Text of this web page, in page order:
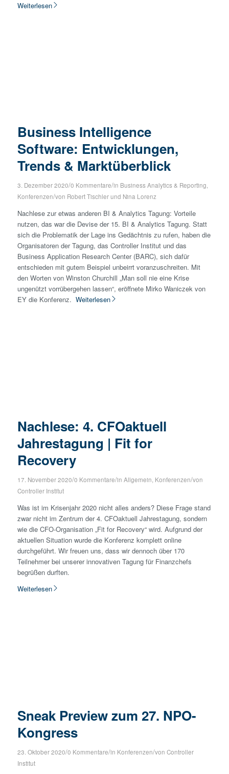
Weiterlesen
Business Intelligence
Software: Entwicklungen,
Trends & Marktüberblick
3. Dezember 2020/0 Kommentare/in Business Analytics & Reporting,
Konferenzen/von Robert Tischlerund Nina Lorenz
Nachlese zur etwas anderen BI & Analytics Tagung: Vorteile
nutzen, das war die Devise der 15. BI & Analytics Tagung. Statt
sich die Problematik der Lage ins Gedächtnis zu rufen, haben die
Organisatoren der Tagung, das Controller Institut und das
Business Application Research Center (BARC), sich dafür
entschieden mit gutem Beispiel unbeirrt voranzuschreiten. Mit
den Worten von Winston Churchill „Man soll nie eine Krise
ungenützt vorrübergehen lassen“, eröffnete Mirko Waniczek von
EY die Konferenz. Weiterlesen
Nachlese: 4. CFOaktuell
Jahrestagung | Fit for
Recovery
17. November 2020/0 Kommentare/in Allgemein Konferenzen/von
Controller Institut
Was ist im Krisenjahr 2020 nicht alles anders? Diese Frage stand
zwar nicht im Zentrum der 4. CFOaktuell Jahrestagung, sondern
wie die CFO-Organisation „Fit for Recovery“ wird. Aufgrund der
aktuellen Situation wurde die Konferenz komplett online
durchgeführt. Wir freuen uns, dass wir dennoch über 170
Teilnehmer bei unserer innovativen Tagung für Finanzchefs
begrüßen durften.
Weiterlesen
Sneak Preview zum 27. NPO-
Kongress
23. Oktober 2020/0 Kommentare/in Konferenzen/von Controller
Institut